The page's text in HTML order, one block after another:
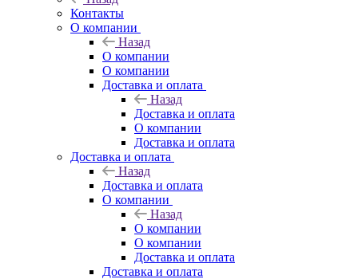
Контакты
О компании
Назад
О компании
О компании
Доставка и оплата
Назад
Доставка и оплата
О компании
Доставка и оплата
Доставка и оплата
Назад
Доставка и оплата
О компании
Назад
О компании
О компании
Доставка и оплата
Доставка и оплата